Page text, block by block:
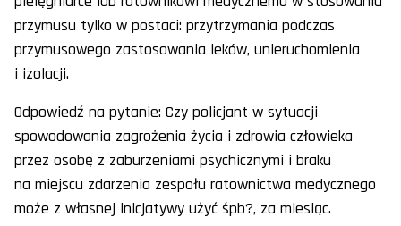
przymusu tylko w postaci: przytrzymania podczas
przymusowego zastosowania leków, unieruchomienia
i izolacji.
Odpowiedź na pytanie: Czy policjant w sytuacji
spowodowania zagrożenia życia i zdrowia człowieka
przez osobę z zaburzeniami psychicznymi i braku
na miejscu zdarzenia zespołu ratownictwa medycznego
może z własnej inicjatywy użyć śpb?, za miesiąc.